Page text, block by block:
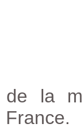
de la